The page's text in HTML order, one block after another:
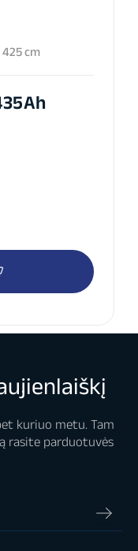
425 cm
435Ah
kuriuo metu. Tam
rasite parduotuvės